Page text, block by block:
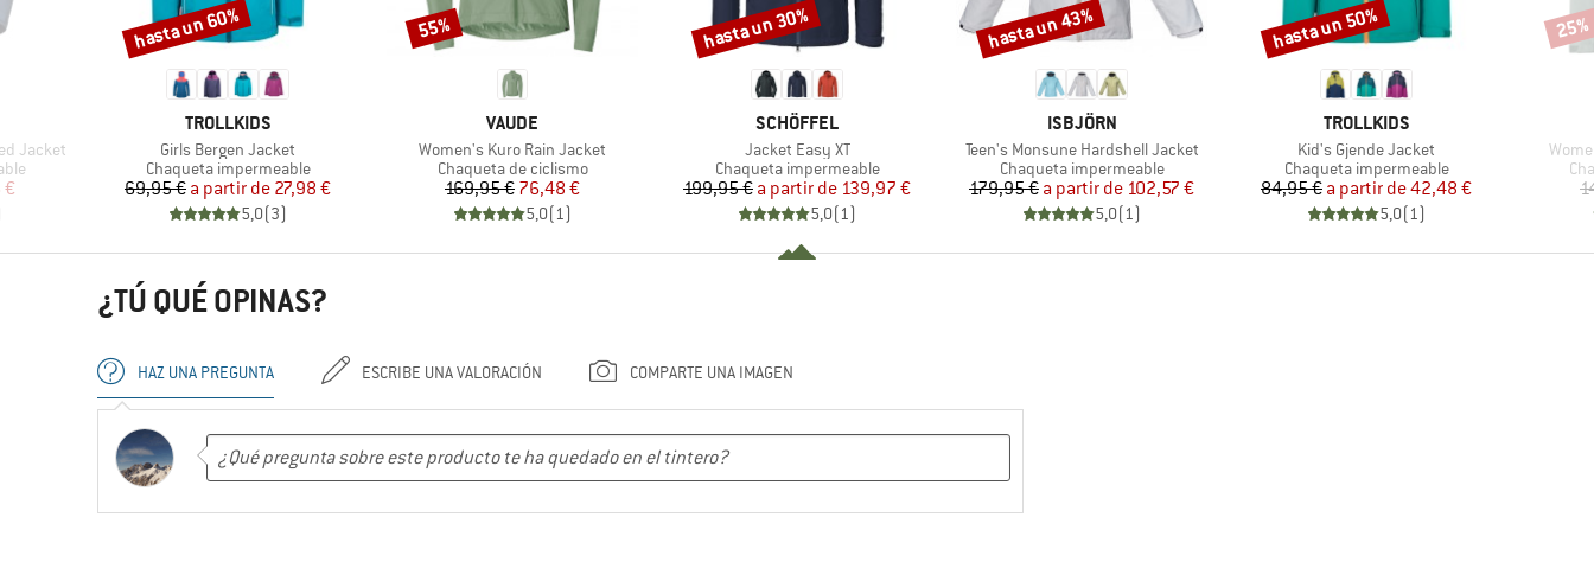
Jacket
€
MARCA
TROLLKIDS
Artículo
Girls Bergen Jacket
Product group
Chaqueta impermeable
Precio
69,95 € Precio reducido
a partir de 27,98 €
5,0(3)
Descuento
hasta un 60%
MARCA
VAUDE
Artículo
Women's Kuro Rain Jacket
Product group
Chaqueta de ciclismo
Precio
169,95 €Precio reducido
76,48 €
5,0(1)
Descuento
55%
MARCA
SCHÖFFEL
Artículo
Jacket Easy XT
Product group
Chaqueta impermeable
Precio
199,95 € Precio reducido
a partir de 139,97 €
5,0(1)
Descuento
hasta un 30%
MARCA
ISBJÖRN
Artículo
Teen's Monsune Hardshell Jacket
Product group
Chaqueta impermeable
Precio
179,95 € Precio reducido
a partir de 102,57 €
5,0(1)
Descuento
hasta un 43%
MARCA
TROLLKIDS
Artículo
Kid's Gjende Jacket
Product group
Chaqueta impermeable
Precio
84,95 € Precio reducido
a partir de42,48 €
5,0(1)
Descuento
hasta un 50% 25%
¿TÚ QUÉ OPINAS?
HAZ UNA PREGUNTA ESCRIBE UNA VALORACIÓN COMPARTE UNA IMAGEN